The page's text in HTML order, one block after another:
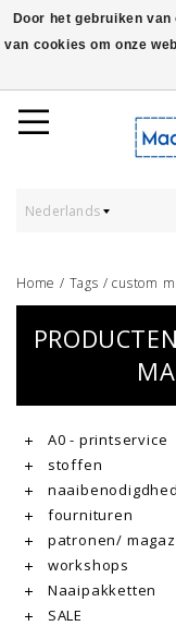
Worldwide Shipping
Nederlands
Home / Tags /custom
A0 - printservice
stoffen
fournituren
patronen/
workshops
Naaipakketten
SALE
Door het gebruiken
van cookies om onze